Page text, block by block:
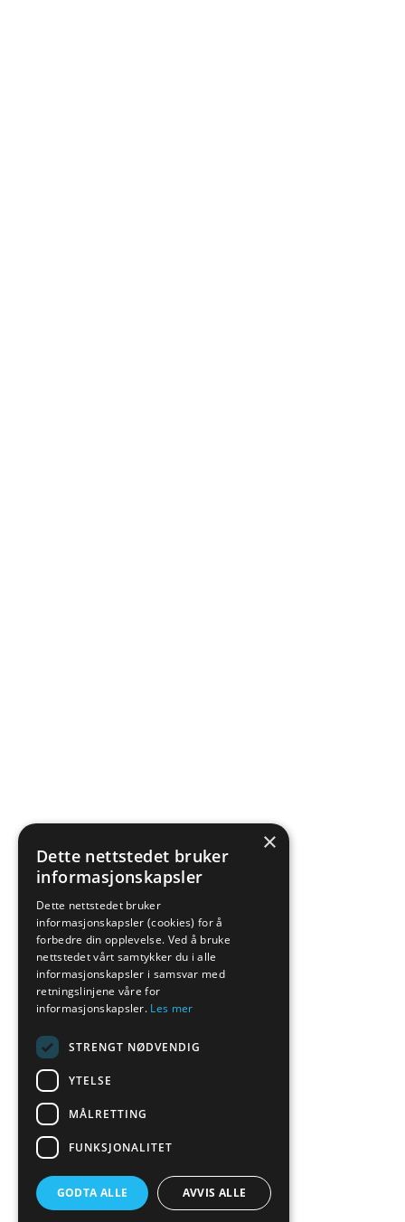
×
Dette nettstedet bruker
informasjonskapsler
Dette nettstedet bruker
informasjonskapsler (cookies) for å
forbedre din opplevelse. Ved å bruke
nettstedet vårt samtykker du i alle
informasjonskapsler i samsvar med
retningslinjene våre for
informasjonskapsler. Les mer
STRENGT NØDVENDIG
YTELSE
MÅLRETTING
FUNKSJONALITET
GODTA ALLE AVVIS ALLE